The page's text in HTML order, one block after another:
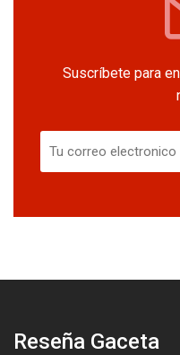
Suscríbete para
Reseña Gaceta